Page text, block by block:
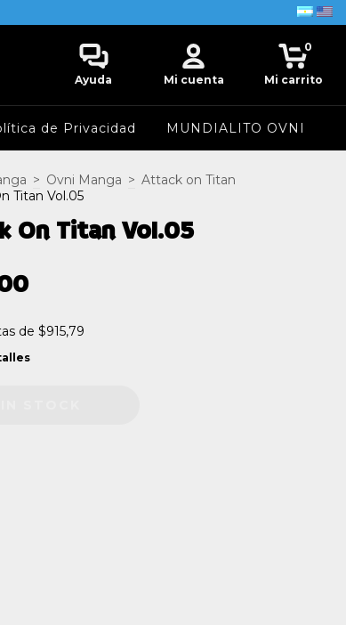
Ayuda Mi cuenta Mi carrito
0
de Privacidad MUNDIALITO OVNI
> Ovni Manga > Attack on Titan
Titan Vol.05
On Titan Vol.05
de $915,79